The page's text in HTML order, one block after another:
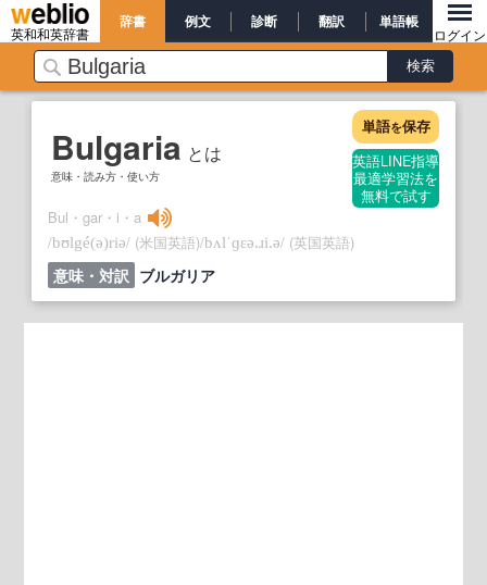
英和和英辞書
辞書 例文 診断 翻訳 単語帳
ログイン
Bulgaria とは
意味・読み方・使い方
単語を保存
英語LINE指導
最適学習法を
無料で試す
Bul・gar・i・a
/bʊlgé(ə)riə/ (米国英語)/bʌlˈɡɛə.ɹi.ə/ (英国英語)
意味・対訳 ブルガリア